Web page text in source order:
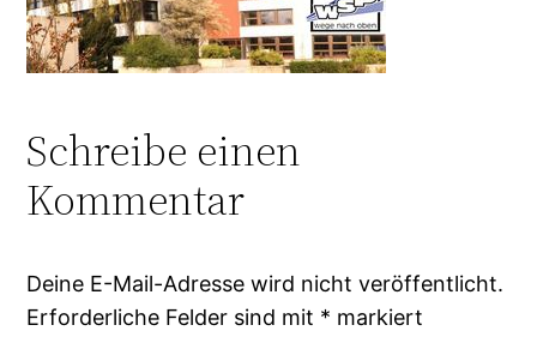
Schreibe einen
Kommentar
Deine E-Mail-Adresse wird nicht veröffentlicht.
Erforderliche Felder sind mit * markiert